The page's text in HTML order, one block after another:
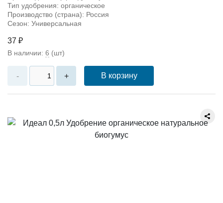
Тип удобрения: органическое
Производство (страна): Россия
Сезон: Универсальная
37 ₽
В наличии: 6 (шт)
- + В корзину